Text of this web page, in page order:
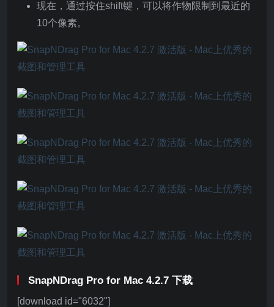
现在，通过按住shift键，可以将作物限制到最近的
10个像素。
SnapNDrag Pro for Mac 4.2.7 下载
[download id="6032"]